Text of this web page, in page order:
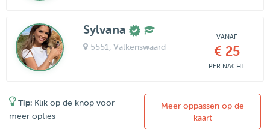
Sylvana
5551 , Valkenswaard
VANAF
€ 25
PER NACHT
Tip: Klik op de knop voor
meer opties
Meer oppassen op de
kaart